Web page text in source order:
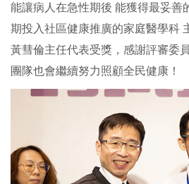
能讓病人在急性期後 能獲得最妥善
期投入社區健康推廣的家庭醫學科
黃彗倫主任代表受獎，感謝評審委
團隊也會繼續努力照顧全民健康！